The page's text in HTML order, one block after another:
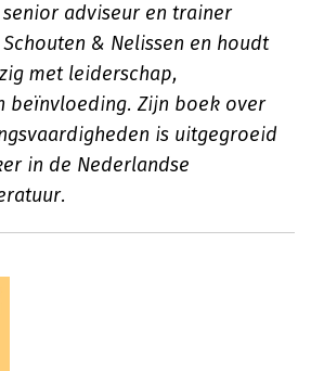
senior adviseur en trainer
& Nelissen en houdt
met leiderschap,
beïnvloeding. Zijn boek over
is uitgegroeid
in de Nederlandse